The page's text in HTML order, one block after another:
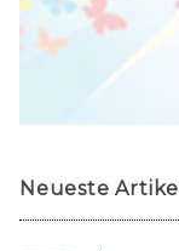
Neueste Artikel